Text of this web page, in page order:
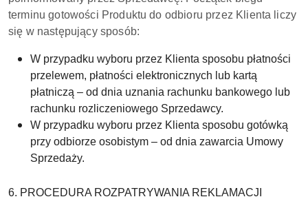
terminu gotowości Produktu do odbioru przez Klienta liczy
się w następujący sposób:
W przypadku wyboru przez Klienta sposobu płatności
przelewem, płatności elektronicznych lub kartą
płatniczą – od dnia uznania rachunku bankowego lub
rachunku rozliczeniowego Sprzedawcy.
W przypadku wyboru przez Klienta sposobu gotówką
przy odbiorze osobistym – od dnia zawarcia Umowy
Sprzedaży.
6. PROCEDURA ROZPATRYWANIA REKLAMACJI